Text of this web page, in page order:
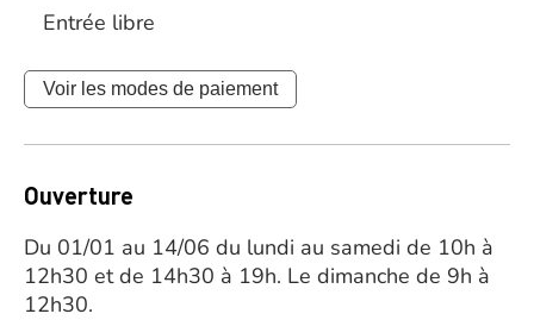
Entrée libre
Voir les modes de paiement
Ouverture
Du 01/01 au 14/06 du lundi au samedi de 10h à
12h30 et de 14h30 à 19h. Le dimanche de 9h à
12h30.